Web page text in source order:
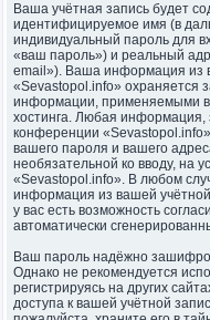
Ваша учётная запись будет
идентифицируемое имя (в
индивидуальный пароль для
«ваш пароль») и реальный
email»). Ваша информация из
«Sevastopol.info» охраняется
информации, применяемыми в
хостинга. Любая информация,
конференции
вашего пароля и вашего
необязательной ко вводу, на
«Sevastopol.info». В любом
информация из вашей
у вас есть возможность
автоматически
Ваш пароль надёжно
Однако не рекомендуется
регистрируясь на других
доступа к вашей учётной